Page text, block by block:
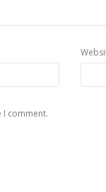
I comment.